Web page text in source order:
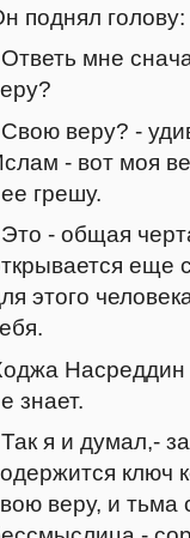
поднял голову:
мне
веру? -
- вот моя
грешу.
- общая
еще
этого
Hасреддин
знает.
я и думал,-
ключ
веру, и тьма